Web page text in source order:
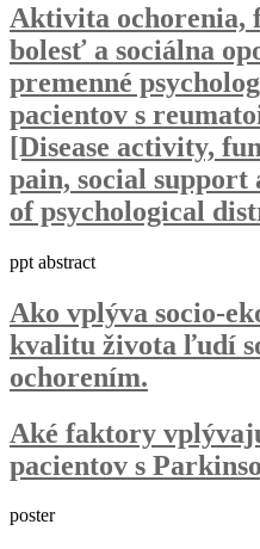
Aktivita ochorenia,
bolesť a sociálna
premenné
pacientov s
[Disease activity,
pain, social
of psychological
ppt abstract
Ako vplýva socio-
kvalitu života ľudí
ochorením.
Aké faktory
pacientov s
poster